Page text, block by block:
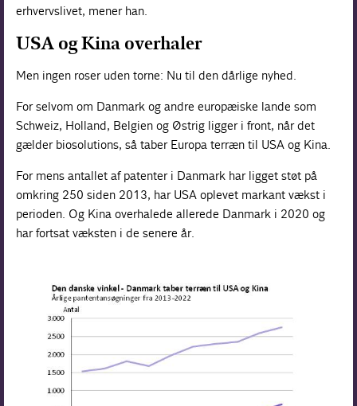
erhvervslivet, mener han.
USA og Kina overhaler
Men ingen roser uden torne: Nu til den dårlige nyhed.
For selvom om Danmark og andre europæiske lande som
Schweiz, Holland, Belgien og Østrig ligger i front, når det
gælder biosolutions, så taber Europa terræn til USA og Kina.
For mens antallet af patenter i Danmark har ligget støt på
omkring 250 siden 2013, har USA oplevet markant vækst i
perioden. Og Kina overhalede allerede Danmark i 2020 og
har fortsat væksten i de senere år.